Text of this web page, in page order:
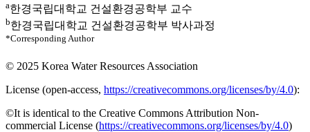
a한경국립대학교 건설환경공학부 교수
b한경국립대학교 건설환경공학부 박사과정
*Corresponding Author
© 2025 Korea Water Resources Association
License (open-access, https://creativecommons.org/licenses/by/4.0):
©It is identical to the Creative Commons Attribution Non-
commercial License (https://creativecommons.org/licenses/by/4.0)